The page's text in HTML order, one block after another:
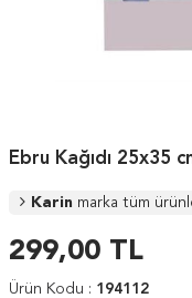
Ebru Kağıdı 25x35
Karin marka tüm
299,00 TL
Ürün Kodu : 194112